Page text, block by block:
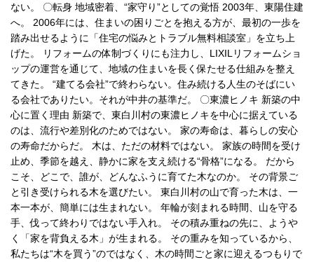
ない。 〇転身 地域密着、“家守り”としての覚悟 2003年、東陽住建
へ。 2006年には、住まいの困りごとを抱える方が、最初の一歩を
踏み出せるように「住宅の悩みとトラブル無料相談室」を立ち上
げた。 リフォームの体制づくりにも注力し、LIXILリフォームショ
ップの運営を通じて、地域の住まいを長く保たせる仕組みを整え
てきた。 “建てる会社”で終わらない。住み続ける人生のそばにい
る会社でありたい。それが中井の基準だ。 〇東濃ヒノキ 新築の中
心に置く理由 新築で、東白川村の東濃ヒノキを中心に据えている
のは、流行や差別化のためではない。 家の寿命は、暮らしの安心
の寿命だからだ。 木は、ただの材料ではない。 家族の時間を受け
止め、季節を越え、静かに家を支え続ける“骨格”になる。 だから
こそ、どこで、誰が、どんなふうに育てた木なのか。 その背景ご
と引き受けられる木を選びたい。 東白川村の山で育った木は、一
本一本が、簡単には生まれない。 年輪が刻まれる時間、山を守る
手、伐って終わりではない手入れ。 その積み重ねの先に、ようや
く「家を背負える木」が生まれる。 その重みを知っているから、
私たちは“木を買う”のではなく、木の時間ごと家に迎えるつもりで